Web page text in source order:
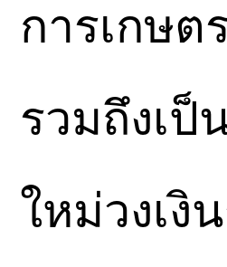
การเกษ
รวมถึงเป็
ใหม่วงเงิ